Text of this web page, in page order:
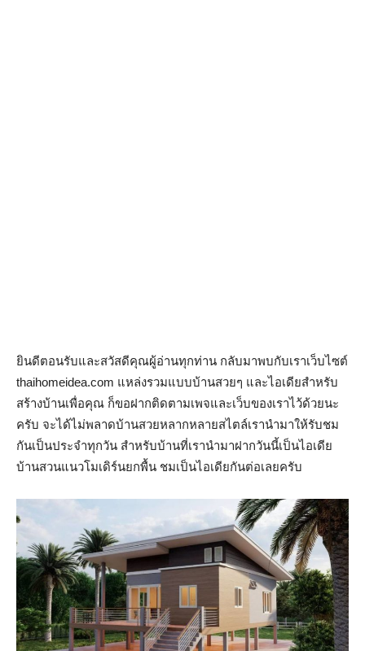
ยินดีตอนรับและสวัสดีคุณผู้อ่านทุกท่าน กลับมาพบกับเราเว็บไซต์
thaihomeidea.com แหล่งรวมแบบบ้านสวยๆ และไอเดียสำหรับ
สร้างบ้านเพื่อคุณ ก็ขอฝากติดตามเพจและเว็บของเราไว้ด้วยนะ
ครับ จะได้ไม่พลาดบ้านสวยหลากหลายสไตล์เรานำมาให้รับชม
กันเป็นประจำทุกวัน สำหรับบ้านที่เรานำมาฝากวันนี้เป็นไอเดีย
บ้านสวนแนวโมเดิร์นยกพื้น ชมเป็นไอเดียกันต่อเลยครับ